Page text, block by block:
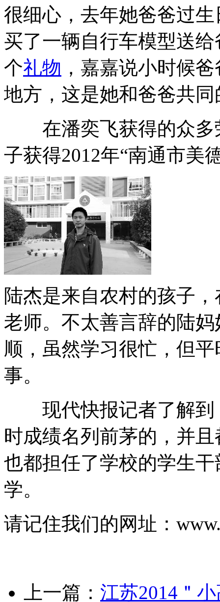
很细心，去年她爸爸过
买了一辆自行车模型送
个礼物 ，嘉嘉说小时候
地方，这是她和爸爸共同
在潘奕飞获得的众多
子获得2012年“南通市美
陆杰是来自农村的孩子
老师。不太善言辞的陆
顺，虽然学习很忙，但
事。
现代快报记者了解到
时成绩名列前茅的，并
也都担任了学校的学生
学。
请记住我们的网址：
上一篇： 江苏2014＂